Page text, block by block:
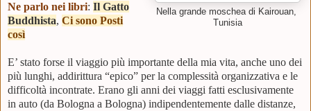
Nella grande moschea di Kairouan,
Tunisia
Ne parlo nei libri: Il Gatto
Buddhista, Ci sono Posti
così
E’ stato forse il viaggio più importante della mia vita, anche uno dei
più lunghi, addirittura “epico” per la complessità organizzativa e le
difficoltà incontrate. Erano gli anni dei viaggi fatti esclusivamente
in auto (da Bologna a Bologna) indipendentemente dalle distanze,